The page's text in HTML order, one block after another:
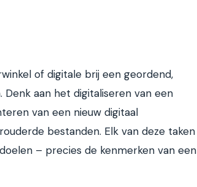
of digitale brij een geordend,
aan het digitaliseren van een
van een nieuw digitaal
bestanden. Elk van deze taken
– precies de kenmerken van een